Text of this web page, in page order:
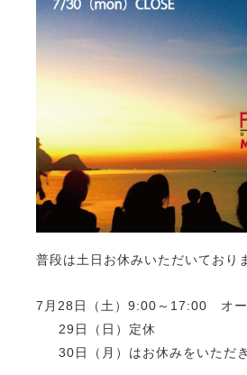
普段は土日お休みいただいており
7月28日（土）9:00～17:00 オー
29日（日）定休
30日（月）はお休みをいただき